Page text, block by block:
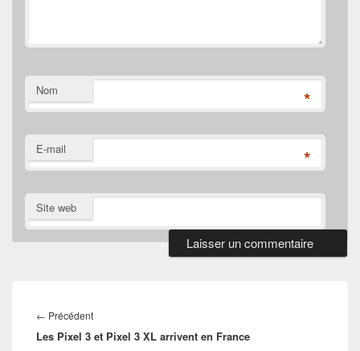
Nom *
E-mail *
Site web
de
l’article
← PrécédentArticle
précédent :
Les Pixel 3 et Pixel 3 XL arrivent en France